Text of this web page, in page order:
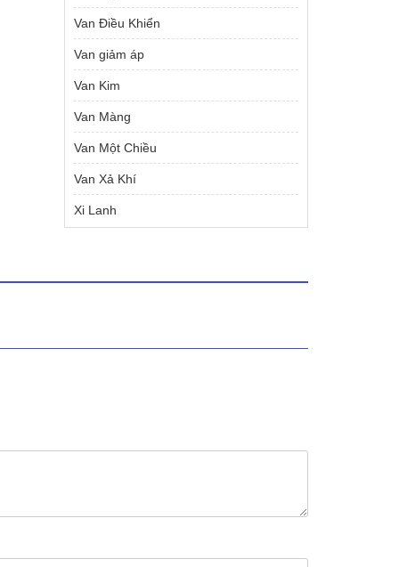
Van Điều Khiển
Van giảm áp
Van Kim
Van Màng
Van Một Chiều
Van Xả Khí
Xi Lanh